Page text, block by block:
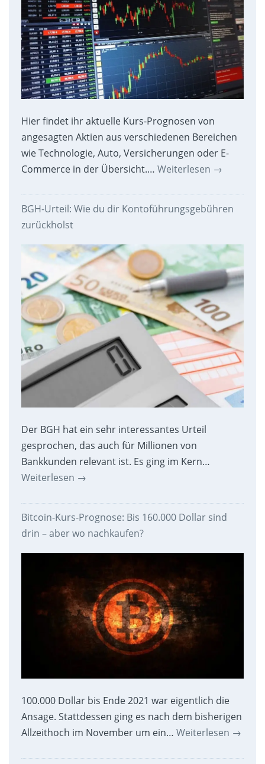
Hier findet ihr aktuelle Kurs-Prognosen von
angesagten Aktien aus verschiedenen Bereichen
wie Technologie, Auto, Versicherungen oder E-
Commerce in der Übersicht.… Weiterlesen →
BGH-Urteil: Wie du dir Kontoführungsgebühren
zurückholst
Der BGH hat ein sehr interessantes Urteil
gesprochen, das auch für Millionen von
Bankkunden relevant ist. Es ging im Kern…
Weiterlesen →
Bitcoin-Kurs-Prognose: Bis 160.000 Dollar sind
drin – aber wo nachkaufen?
100.000 Dollar bis Ende 2021 war eigentlich die
Ansage. Stattdessen ging es nach dem bisherigen
Allzeithoch im November um ein… Weiterlesen →